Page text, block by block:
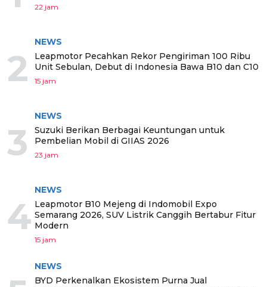
22 jam
2
NEWS
Leapmotor Pecahkan Rekor Pengiriman 100 Ribu
Unit Sebulan, Debut di Indonesia Bawa B10 dan C10
15 jam
3
NEWS
Suzuki Berikan Berbagai Keuntungan untuk
Pembelian Mobil di GIIAS 2026
23 jam
4
NEWS
Leapmotor B10 Mejeng di Indomobil Expo
Semarang 2026, SUV Listrik Canggih Bertabur Fitur
Modern
15 jam
NEWS
BYD Perkenalkan Ekosistem Purna Jual